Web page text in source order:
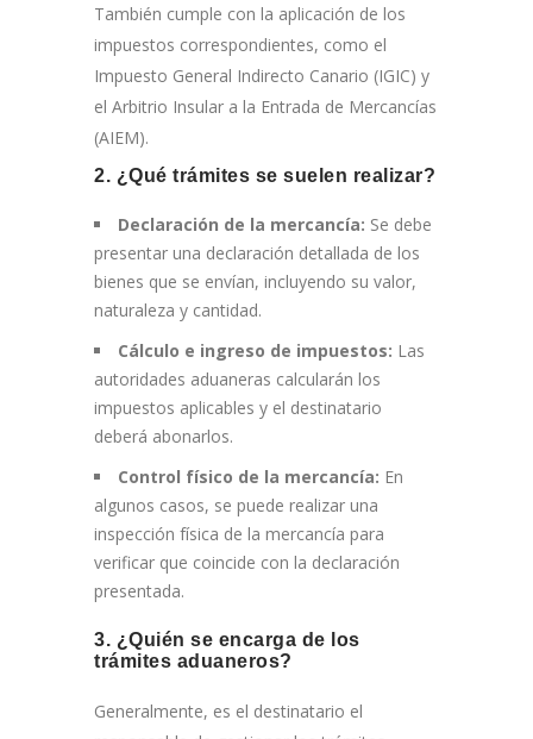
También cumple con la aplicación de los
impuestos correspondientes, como el
Impuesto General Indirecto Canario (IGIC) y
el Arbitrio Insular a la Entrada de Mercancías
(AIEM).
2. ¿Qué trámites se suelen realizar?
Declaración de la mercancía: Se debe
presentar una declaración detallada de los
bienes que se envían, incluyendo su valor,
naturaleza y cantidad.
Cálculo e ingreso de impuestos: Las
autoridades aduaneras calcularán los
impuestos aplicables y el destinatario
deberá abonarlos.
Control físico de la mercancía: En
algunos casos, se puede realizar una
inspección física de la mercancía para
verificar que coincide con la declaración
presentada.
3. ¿Quién se encarga de los
trámites aduaneros?
Generalmente, es el destinatario el